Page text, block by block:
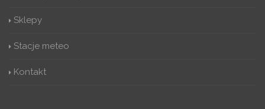
Sklepy
Stacje meteo
Kontakt